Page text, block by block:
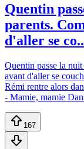
Quentin
parents.
d'aller se
Quentin passe la
avant d'aller se
Rémi rentre alors
- Mamie, mamie
167